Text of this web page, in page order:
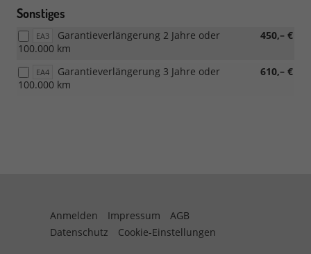
Sonstiges
EA3 450,– €
Garantieverlängerung 2 Jahre oder
100.000 km
EA4 610,– €
Garantieverlängerung 3 Jahre oder
100.000 km
Anmelden Impressum
AGB
Datenschutz
Cookie-Einstellungen